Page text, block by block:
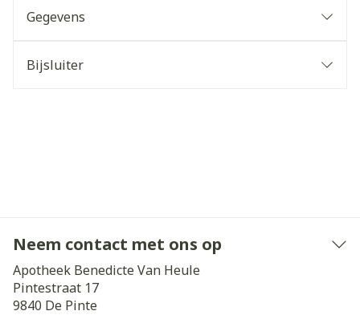
Gegevens
Bijsluiter
Neem contact met ons op
Apotheek Benedicte Van Heule
Pintestraat 17
9840 De Pinte